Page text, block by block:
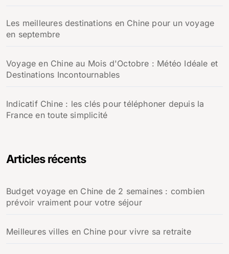
Les meilleures destinations en Chine pour un voyage
en septembre
Voyage en Chine au Mois d'Octobre : Météo Idéale et
Destinations Incontournables
Indicatif Chine : les clés pour téléphoner depuis la
France en toute simplicité
Articles récents
Budget voyage en Chine de 2 semaines : combien
prévoir vraiment pour votre séjour
Meilleures villes en Chine pour vivre sa retraite